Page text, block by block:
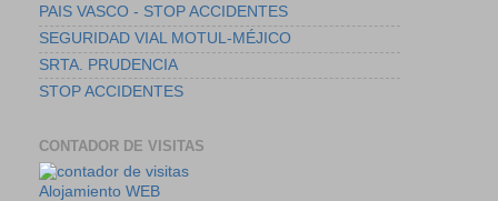
PAIS VASCO - STOP ACCIDENTES
SEGURIDAD VIAL MOTUL-MÉJICO
SRTA. PRUDENCIA
STOP ACCIDENTES
CONTADOR DE VISITAS
Alojamiento WEB